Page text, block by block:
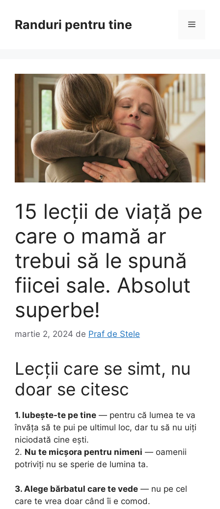
conținutRanduri pentru tine Meniu
15 lecții de viață pe
care o mamă ar
trebui să le spună
fiicei sale. Absolut
superbe!
martie 2, 2024 de Praf de Stele
Lecții care se simt, nu
doar se citesc
1. Iubește-te pe tine — pentru că lumea te va
învăța să te pui pe ultimul loc, dar tu să nu uiți
niciodată cine ești.
2. Nu te micșora pentru nimeni — oamenii
potriviți nu se sperie de lumina ta.
3. Alege bărbatul care te vede — nu pe cel
care te vrea doar când îi e comod.